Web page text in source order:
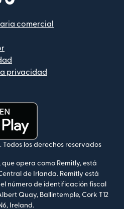
comercial
privacidad
Todos los derechos reservados
que opera como Remitly, está
de Irlanda. Remitly está
número de identificación fiscal
Quay, Ballintemple, Cork T12
Ireland.